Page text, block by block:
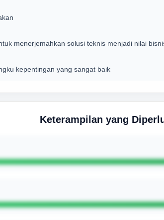
menerjemahkan solusi teknis menjadi nilai
kepentingan yang sangat baik
Keterampilan yang